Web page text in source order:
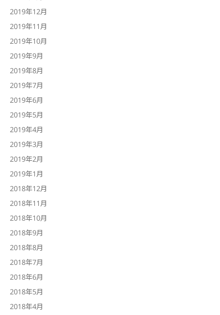
2019年12月
2019年11月
2019年10月
2019年9月
2019年8月
2019年7月
2019年6月
2019年5月
2019年4月
2019年3月
2019年2月
2019年1月
2018年12月
2018年11月
2018年10月
2018年9月
2018年8月
2018年7月
2018年6月
2018年5月
2018年4月